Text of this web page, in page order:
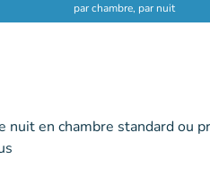
par chambre, par nuit
nuit en chambre standard ou